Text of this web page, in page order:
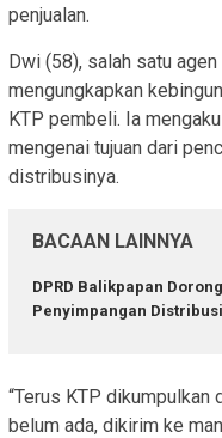
penjualan.
Dwi (58), salah satu
mengungkapkan
KTP pembeli. Ia
mengenai tujuan dari
distribusinya.
BACAAN LAINNYA
DPRD Balikpapan
Penyimpangan
“Terus KTP dikumpulkan
belum ada, dikirim ke